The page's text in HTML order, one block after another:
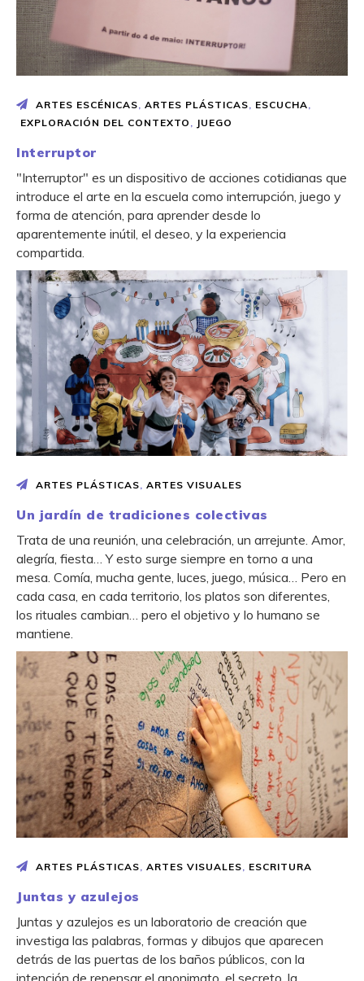
ARTES ESCÉNICAS ARTES PLÁSTICAS ESCUCHA
EXPLORACIÓN DEL CONTEXTO
JUEGO
Interruptor
"Interruptor" es un dispositivo de acciones cotidianas que
introduce el arte en la escuela como interrupción, juego y
forma de atención, para aprender desde lo
aparentemente inútil, el deseo, y la experiencia
compartida.
ARTES PLÁSTICAS, ARTES VISUALES
Un jardín de tradiciones colectivas
Trata de una reunión, una celebración, un arrejunte. Amor,
alegría, fiesta… Y esto surge siempre en torno a una
mesa. Comía, mucha gente, luces, juego, música… Pero en
cada casa, en cada territorio, los platos son diferentes,
los rituales cambian… pero el objetivo y lo humano se
mantiene.
ARTES PLÁSTICAS ARTES VISUALES ESCRITURA
Juntas y azulejos
Juntas y azulejos es un laboratorio de creación que
investiga las palabras, formas y dibujos que aparecen
detrás de las puertas de los baños públicos, con la
intención de repensar el anonimato, el secreto, la